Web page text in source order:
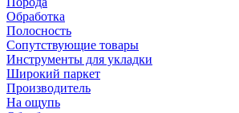
Обработка
Полосность
Сопутствующие товары
Инструменты для укладки
Широкий паркет
Производитель
На ощупь